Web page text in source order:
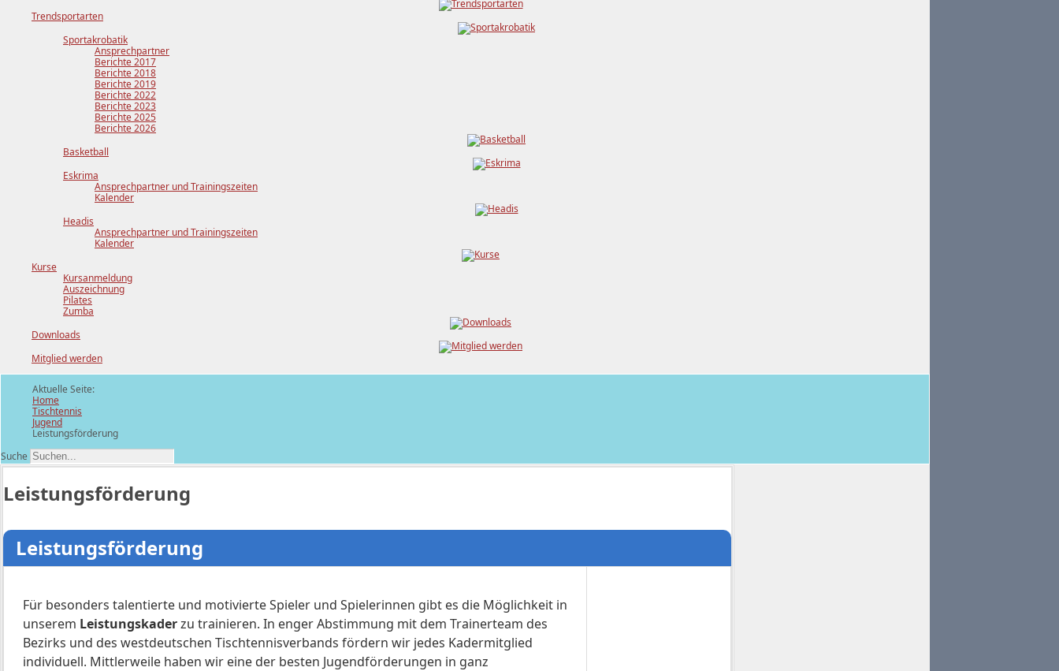
Trendsportarten
Sportakrobatik
Ansprechpartner
Berichte 2017
Berichte 2018
Berichte 2019
Berichte 2022
Berichte 2023
Berichte 2025
Berichte 2026
Basketball
Eskrima
Ansprechpartner und Trainingszeiten
Kalender
Headis
Ansprechpartner und Trainingszeiten
Kalender
Kurse
Kursanmeldung
Auszeichnung
Pilates
Zumba
Downloads
Mitglied werden
Aktuelle Seite:
Home
Tischtennis
Jugend
Leistungsförderung
Suche
Leistungsförderung
Leistungsförderung
Für besonders talentierte und motivierte Spieler und Spielerinnen gibt es die Möglichkeit in
unserem Leistungskaderzu trainieren. In enger Abstimmung mit dem Trainerteam des
Bezirks und des westdeutschen Tischtennisverbands fördern wir jedes Kadermitglied
individuell. Mittlerweile haben wir eine der besten Jugendförderungen in ganz